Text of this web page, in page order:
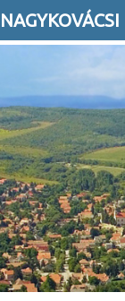
NAGYKOVÁCSI